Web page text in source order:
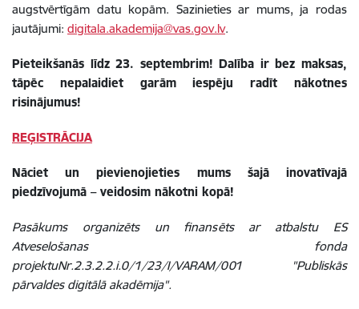
augstvērtīgām datu kopām. Sazinieties ar mums, ja rodas
jautājumi: digitala.akademija@vas.gov.lv.
Pieteikšanās līdz 23. septembrim! Dalība ir bez maksas,
tāpēc nepalaidiet garām iespēju radīt nākotnes
risinājumus!
REĢISTRĀCIJA
Nāciet un pievienojieties mums šajā inovatīvajā
piedzīvojumā – veidosim nākotni kopā!
Pasākums organizēts un finansēts ar atbalstu ES
Atveselošanas fonda
projektuNr.2.3.2.2.i.0/1/23/I/VARAM/001 "Publiskās
pārvaldes digitālā akadēmija".